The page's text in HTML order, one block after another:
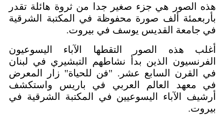
هذه الصور هي جزء صغير جدا من ثروة هائلة تقدر
بأربعمئة ألف صورة محفوظة في المكتبة الشرقية
في جامعة القديس يوسف في بيروت.
أغلب هذه الصور التقطها الآباء اليسوعيون
الفرنسيون الذين بدأ نشاطهم التبشيري في لبنان
في القرن السابع عشر. "فن للحياة" زار المعرض
في معهد العالم العربي في باريس واستكشف
أرشيف الآباء اليسوعيين في المكتبة الشرقية في
بيروت.